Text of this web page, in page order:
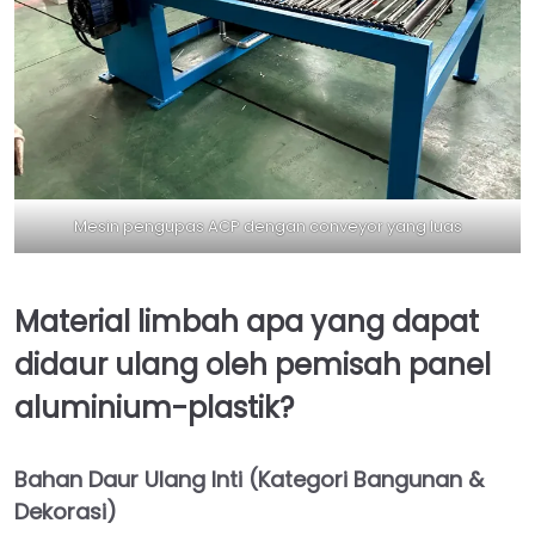
Mesin pengupas ACP dengan conveyor yang luas
Material limbah apa yang dapat
didaur ulang oleh pemisah panel
aluminium-plastik?
Bahan Daur Ulang Inti (Kategori Bangunan &
Dekorasi)